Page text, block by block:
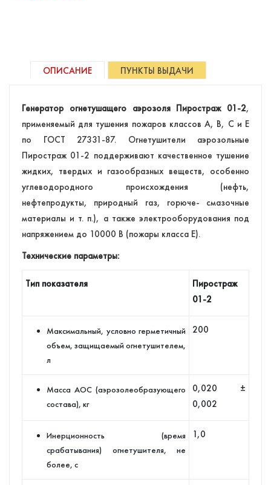
ОПИСАНИЕ ПУНКТЫ ВЫДАЧИ
Генератор огнетушащего аэрозоля Пиростраж 01-2,
применяемый для тушения пожаров классов А, В, С и Е
по ГОСТ 27331-87. Огнетушители аэрозольные
Пиростраж 01-2 поддерживают качественное тушение
жидких, твердых и газообразных веществ, особенно
углеводородного происхождения (нефть,
нефтепродукты, природный газ, горюче- смазочные
материалы и т. п.), а также электрооборудования под
напряжением до 10000 В (пожары класса Е).
Технические параметры:
Тип показателя
Пиростраж
01-2
Максимальный, условно герметичный
объем, защищаемый огнетушителем,
л
200
Масса АОС (аэрозолеобразующего
состава), кг
0,020 ±
0,002
Инерционность (время
срабатывания) огнетушителя, не
более, с
1,0